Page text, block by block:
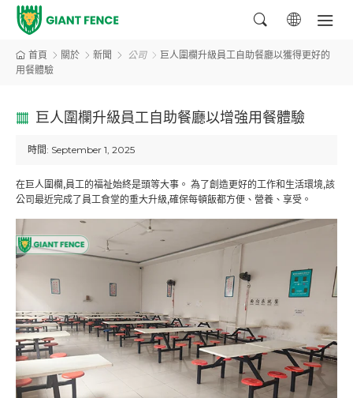
首頁 關於 新聞 公司
巨人圍欄升級員工自助餐廳以獲得更好的
用餐體驗
巨人圍欄升級員工自助餐廳以增強用餐體驗
時間: September 1, 2025
在巨人圍欄,員工的福祉始終是頭等大事。 為了創造更好的工作和生活環境,該
公司最近完成了員工食堂的重大升級,確保每頓飯都方便、營養、享受。